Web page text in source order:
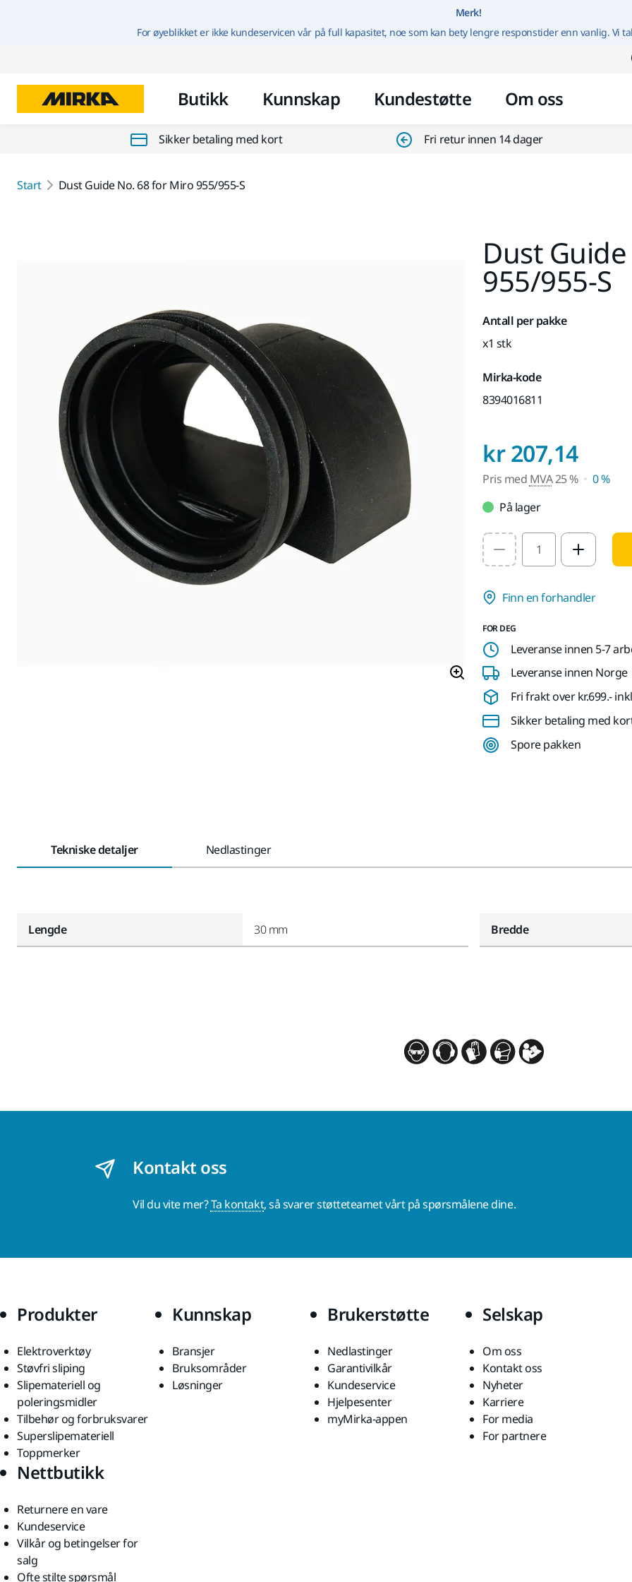
Gå til innhold
Merk!
For øyeblikket er ikke kundeservicen vår på full kapasitet, noe som kan bety lengre responstider enn vanlig. Vi
Butikk Kunnskap Kundestøtte Om oss
Sikker betaling med kort Fri retur innen 14 dager
Start Dust Guide No. 68 for Miro 955/955-S
Dust
955/955-S
Antall per pakke
x1 stk
Mirka-kode
8394016811
kr 207,14Pris
Pris med MVA25 %
0 %
På lager
Select quantity value
Finn en forhandler
FOR DEG
Leveranse innen 5-7
Leveranse innen Norge
Fri frakt over kr.699.-
Sikker betaling med
Spore pakken
Tekniske detaljer Nedlastinger
Lengde 30 mm Bredde
Kontakt oss
Vil du vite mer?Ta kontakt, så svarer støtteteamet vårt på spørsmålene dine.
Produkter
Elektroverktøy
Støvfri sliping
Slipemateriell og
poleringsmidler
Tilbehør og forbruksvarer
Superslipemateriell
Toppmerker
Kunnskap
Bransjer
Bruksområder
Løsninger
Brukerstøtte
Nedlastinger
Garantivilkår
Kundeservice
Hjelpesenter
myMirka-appen
Selskap
Om oss
Kontakt oss
Nyheter
Karriere
For media
For partnere
Nettbutikk
Returnere en vare
Kundeservice
Vilkår og betingelser for
salg
Ofte stilte spørsmål